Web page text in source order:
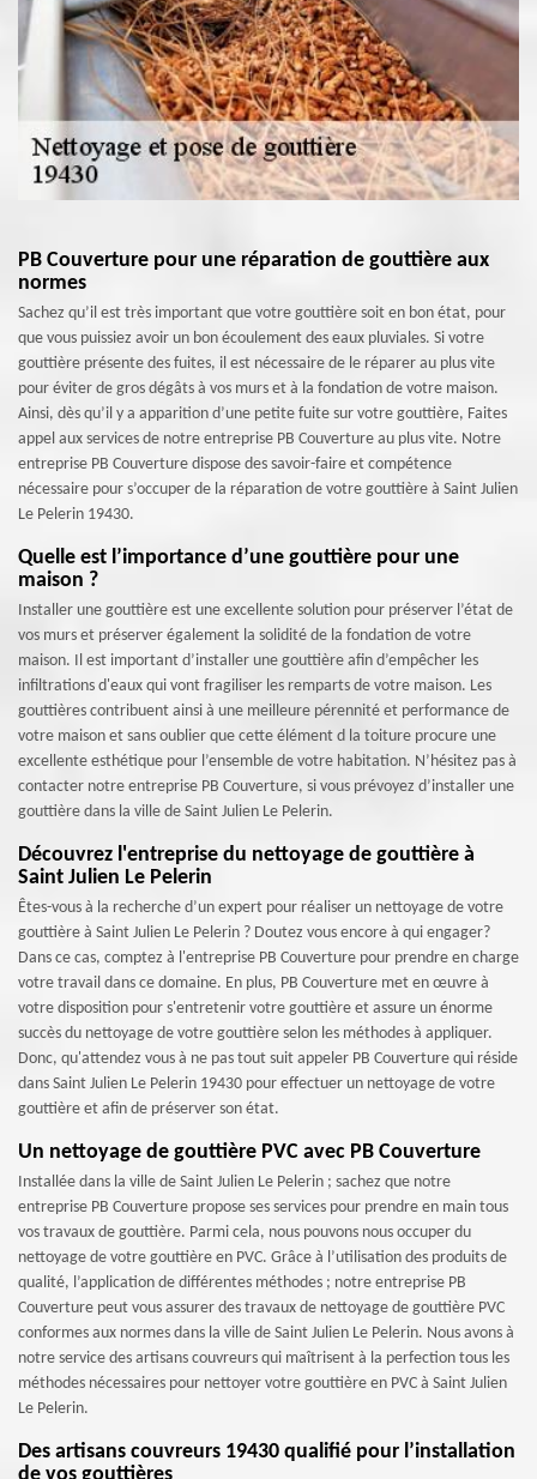
PB Couverture pour une réparation de gouttière aux
normes
Sachez qu’il est très important que votre gouttière soit en bon état, pour
que vous puissiez avoir un bon écoulement des eaux pluviales. Si votre
gouttière présente des fuites, il est nécessaire de le réparer au plus vite
pour éviter de gros dégâts à vos murs et à la fondation de votre maison.
Ainsi, dès qu’il y a apparition d’une petite fuite sur votre gouttière, Faites
appel aux services de notre entreprise PB Couverture au plus vite. Notre
entreprise PB Couverture dispose des savoir-faire et compétence
nécessaire pour s’occuper de la réparation de votre gouttière à Saint Julien
Le Pelerin 19430.
Quelle est l’importance d’une gouttière pour une
maison ?
Installer une gouttière est une excellente solution pour préserver l’état de
vos murs et préserver également la solidité de la fondation de votre
maison. Il est important d’installer une gouttière afin d’empêcher les
infiltrations d'eaux qui vont fragiliser les remparts de votre maison. Les
gouttières contribuent ainsi à une meilleure pérennité et performance de
votre maison et sans oublier que cette élément d la toiture procure une
excellente esthétique pour l’ensemble de votre habitation. N’hésitez pas à
contacter notre entreprise PB Couverture, si vous prévoyez d’installer une
gouttière dans la ville de Saint Julien Le Pelerin.
Découvrez l'entreprise du nettoyage de gouttière à
Saint Julien Le Pelerin
Êtes-vous à la recherche d’un expert pour réaliser un nettoyage de votre
gouttière à Saint Julien Le Pelerin ? Doutez vous encore à qui engager?
Dans ce cas, comptez à l'entreprise PB Couverture pour prendre en charge
votre travail dans ce domaine. En plus, PB Couverture met en œuvre à
votre disposition pour s'entretenir votre gouttière et assure un énorme
succès du nettoyage de votre gouttière selon les méthodes à appliquer.
Donc, qu'attendez vous à ne pas tout suit appeler PB Couverture qui réside
dans Saint Julien Le Pelerin 19430 pour effectuer un nettoyage de votre
gouttière et afin de préserver son état.
Un nettoyage de gouttière PVC avec PB Couverture
Installée dans la ville de Saint Julien Le Pelerin ; sachez que notre
entreprise PB Couverture propose ses services pour prendre en main tous
vos travaux de gouttière. Parmi cela, nous pouvons nous occuper du
nettoyage de votre gouttière en PVC. Grâce à l’utilisation des produits de
qualité, l’application de différentes méthodes ; notre entreprise PB
Couverture peut vous assurer des travaux de nettoyage de gouttière PVC
conformes aux normes dans la ville de Saint Julien Le Pelerin. Nous avons à
notre service des artisans couvreurs qui maîtrisent à la perfection tous les
méthodes nécessaires pour nettoyer votre gouttière en PVC à Saint Julien
Le Pelerin.
Des artisans couvreurs 19430 qualifié pour l’installation